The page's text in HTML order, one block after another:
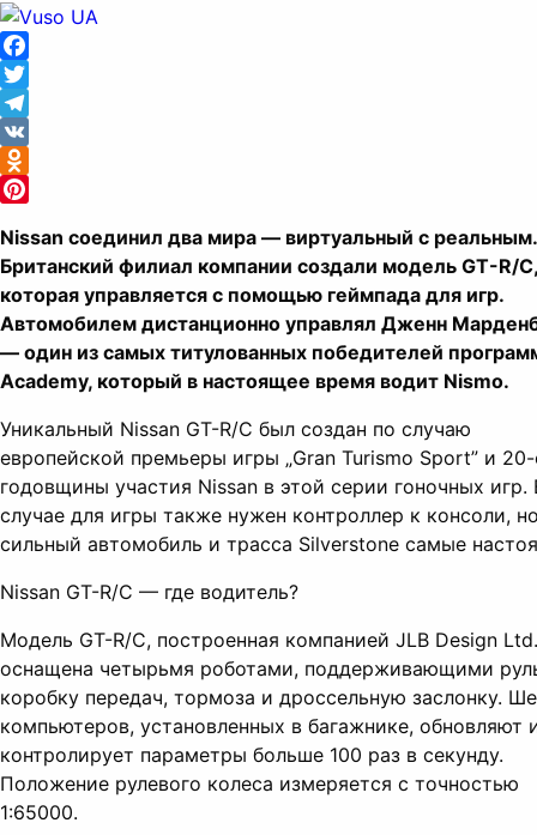
Facebook
Twitter
Telegram
VK
Odnoklassniki
Nissan соединил два мира — виртуальный с реальным.
Британский филиал компании создали модель GT-R/C,
которая управляется с помощью геймпада для игр.
Автомобилем дистанционно управлял Дженн
— один из самых титулованных победителей
Academy, который в настоящее время водит Nismo.
Уникальный Nissan GT-R/C был создан по случаю
европейской премьеры игры „Gran Turismo Sport” и
годовщины участия Nissan в этой серии гоночных игр.
случае для игры также нужен контроллер к консоли,
сильный автомобиль и трасса Silverstone самые
Nissan GT-R/C — где водитель?
Модель GT-R/C, построенная компанией JLB Design
оснащена четырьмя роботами, поддерживающими
коробку передач, тормоза и дроссельную заслонку.
компьютеров, установленных в багажнике, обновляют
контролирует параметры больше 100 раз в секунду.
Положение рулевого колеса измеряется с точностью
1:65000.